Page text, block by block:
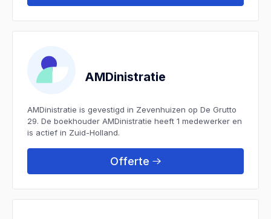
AMDinistratie
AMDinistratie is gevestigd in Zevenhuizen op De Grutto
29. De boekhouder AMDinistratie heeft 1 medewerker en
is actief in Zuid-Holland.
Offerte